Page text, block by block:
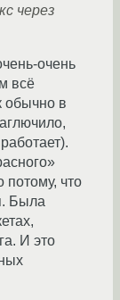
через
очень
всё
обычно в
потому, что
Была
И это